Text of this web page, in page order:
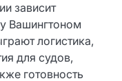
зависит
Вашингтоном
логистика,
для судов,
готовность